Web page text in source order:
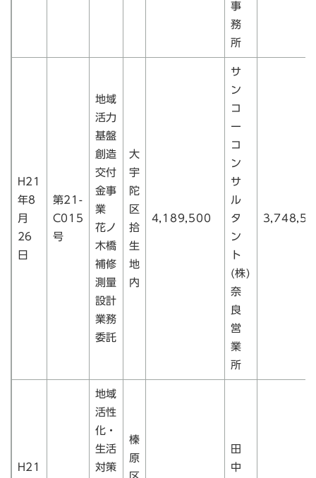
事
務
所
H21
年8
月
26
日
第21-
C015
号
地域
活力
基盤
創造
交付
金事
業
花ノ
木橋
補修
測量
設計
業務
委託
大
宇
陀
区
拾
生
地
内
4,189,500
サ
ン
コ
ー
コ
ン
サ
ル
タ
ン
ト
(株)
奈
良
営
業
所
H21
地域
活性
化・
生活
対策
榛
原
田
中